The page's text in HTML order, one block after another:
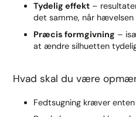
Tydelig effekt–
det samme, når hævelsen
Præcis formgivning –
at ændre silhuetten
Hvad skal du være
Fedtsugning kræver